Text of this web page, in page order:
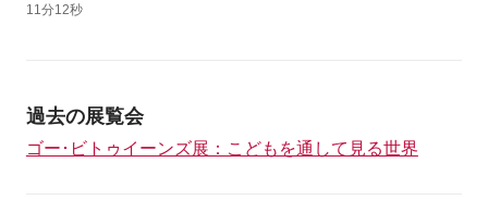
11分12秒
過去の展覧会
ゴー･ビトゥイーンズ展：こどもを通して見る世界